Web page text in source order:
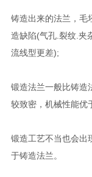
铸造出来的法兰，毛
造缺陷(气孔.裂纹.夹
流线型更差);
锻造法兰一般比铸造
较致密，机械性能优
锻造工艺不当也会出
于铸造法兰。